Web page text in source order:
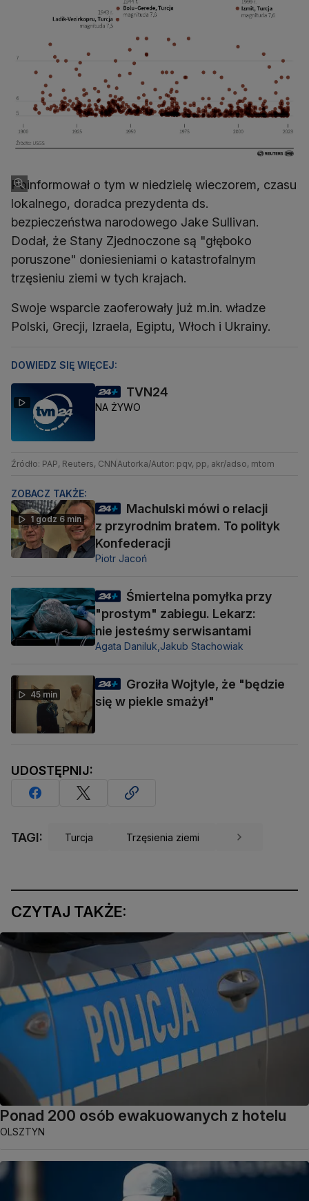
Poinformował o tym w niedzielę wieczorem, czasu
lokalnego, doradca prezydenta ds.
bezpieczeństwa narodowego Jake Sullivan.
Dodał, że Stany Zjednoczone są "głęboko
poruszone" doniesieniami o katastrofalnym
trzęsieniu ziemi w tych krajach.
Swoje wsparcie zaoferowały już m.in. władze
Polski, Grecji, Izraela, Egiptu, Włoch i Ukrainy.
DOWIEDZ SIĘ WIĘCEJ:
TVN24
NA ŻYWO
Źródło: PAP, Reuters, CNN Autorka/Autor: pqv, pp, akr/adso, mtom
ZOBACZ TAKŻE:
1 godz 6 min
Machulski mówi o relacji
z przyrodnim bratem. To polityk
Konfederacji
Piotr Jacoń
Śmiertelna pomyłka przy
"prostym" zabiegu. Lekarz:
nie jesteśmy serwisantami
Agata Daniluk, Jakub Stachowiak
45 min
Groziła Wojtyle, że "będzie
się w piekle smażył"
UDOSTĘPNIJ:
TAGI: Turcja Trzęsienia ziemi
CZYTAJ TAKŻE:
Ponad 200 osób ewakuowanych z hotelu
OLSZTYN